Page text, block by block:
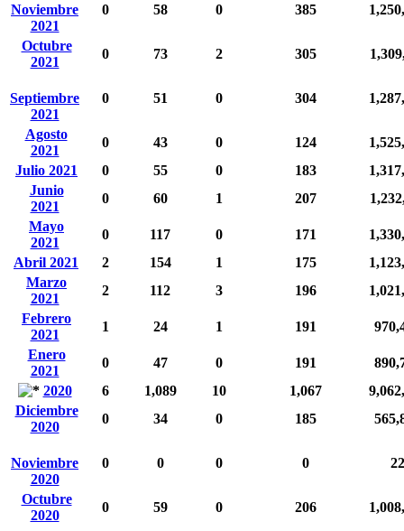
Noviembre
2021
0 58 0 385
Octubre
2021
0 73 2 305
Septiembre
2021
0 51 0 304
Agosto
2021
0 43 0 124
Julio 2021
0 55 0 183
Junio
2021
0 60 1 207
Mayo
2021
0 117 0 171
Abril 2021
2 154 1 175
Marzo
2021
2 112 3 196
Febrero
2021
1 24 1 191
Enero
2021
0 47 0 191
2020
6 1,089 10 1,067
Diciembre
2020
0 34 0 185
Noviembre
2020
0 0 0 0 22
Octubre
2020
0 59 0 206